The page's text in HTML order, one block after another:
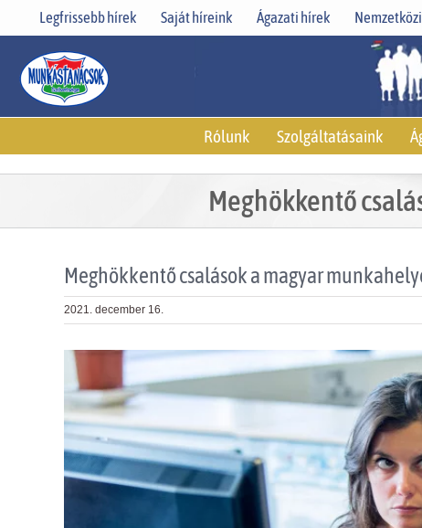
Legfrissebb hírek Saját híreink Ágazati hírek
Rólunk Szolgáltatásaink
Meghökkentő
Meghökkentő csalások a magyar
2021. december 16.
View
Larger
Image